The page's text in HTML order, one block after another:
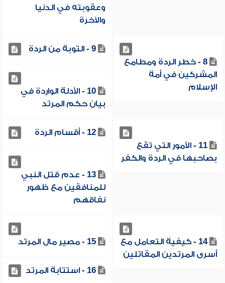
وعقوبته في الدنيا
والآخرة
8 - خطر الردة ومطامع
المشركين في أمة
الإسلام
9 - التوبة من الردة
10 - الأدلة الواردة في
بيان حكم المرتد
11 - الأمور التي تقع
بصاحبها في الردة والكفر
12 - أقسام الردة
13 - عدم قتل النبي
للمنافقين مع ظهور
نفاقهم
14 - كيفية التعامل مع
أسرى المرتدين المقاتلين
15 - مصير مال المرتد
16 - استتابة المرتد